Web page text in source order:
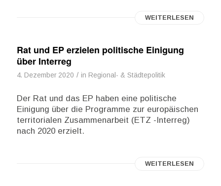
WEITERLESEN
Rat und EP erzielen politische Einigung
über Interreg
4. Dezember 2020 / in Regional- & Städtepolitik
Der Rat und das EP haben eine politische
Einigung über die Programme zur europäischen
territorialen Zusammenarbeit (ETZ -Interreg)
nach 2020 erzielt.
WEITERLESEN